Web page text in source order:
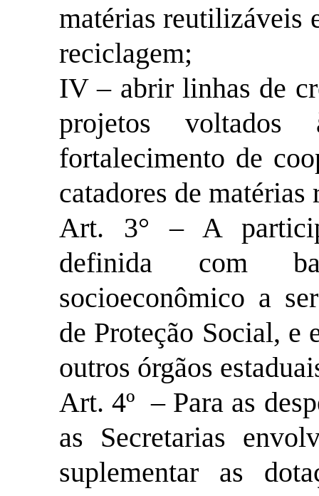
matérias reutilizáveis
reciclagem;
IV – abrir linhas de
projetos voltados
fortalecimento de
catadores de
Art. 3° – A
definida com
socioeconômico a
de Proteção Social, e
outros órgãos
Art. 4º – Para as
as Secretarias
suplementar as